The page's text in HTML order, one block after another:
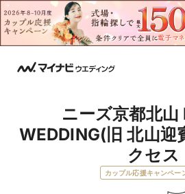
ニーズ京都北山
WEDDING(旧 北山迎
クセス
カップル応援キャンペー